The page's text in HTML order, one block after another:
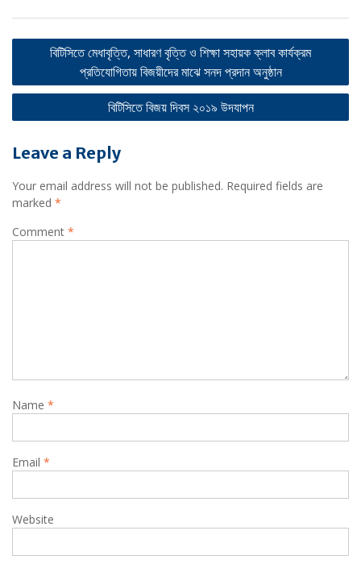
Post
navigation
বিটিসিতে মেধাবৃত্তি, সাধারণ বৃত্তি ও শিক্ষা সহায়ক ক্লাব কার্যক্রম
প্রতিযোগিতায় বিজয়ীদের মাঝে সনদ প্রদান অনুষ্ঠান
বিটিসিতে বিজয় দিবস ২০১৯ উদযাপন
Leave a Reply
Your email address will not be published. Required fields are
marked *
Comment *
Name *
Email *
Website